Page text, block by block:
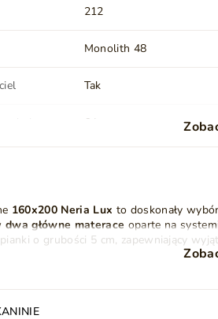
212
Monolith 48
Tak
64
(cm) 4
Drewno
160x200 Neria Lux to doskonały
dwa główne materace oparte na
o grubości 5 cm, zapewniający